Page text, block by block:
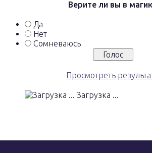
Верите ли вы в
Да
Нет
Сомневаюсь
Просмотреть
Загрузка ...